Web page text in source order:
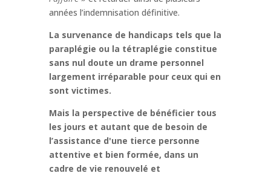
années l’indemnisation définitive.
La survenance de handicaps tels que la
paraplégie ou la tétraplégie constitue
sans nul doute un drame personnel
largement irréparable pour ceux qui en
sont victimes.
Mais la perspective de bénéficier tous
les jours et autant que de besoin de
l’assistance d'une tierce personne
attentive et bien formée, dans un
cadre de vie renouvelé et